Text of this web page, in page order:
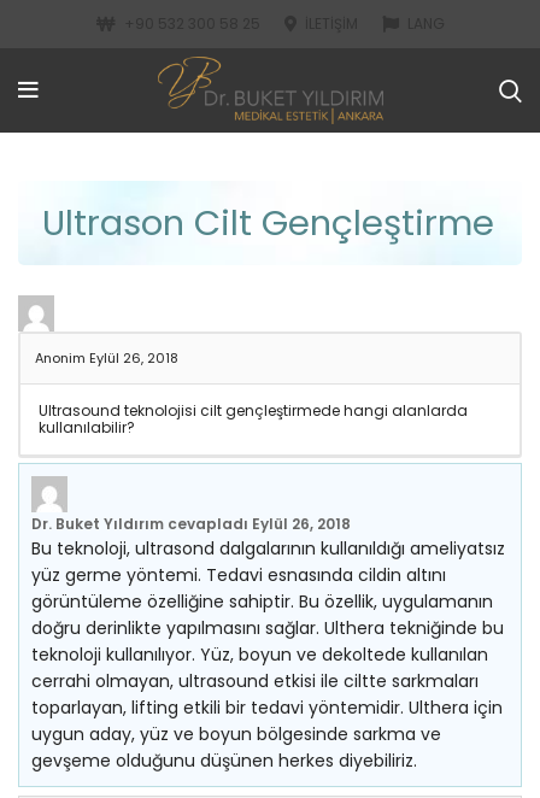
Ultrason Cilt Gençleştirme
Anonim Eylül 26, 2018
Ultrasound teknolojisi cilt gençleştirmede hangi alanlarda
kullanılabilir?
Dr. Buket Yıldırım cevapladı Eylül 26, 2018
Bu teknoloji, ultrasond dalgalarının kullanıldığı ameliyatsız
yüz germe yöntemi. Tedavi esnasında cildin altını
görüntüleme özelliğine sahiptir. Bu özellik, uygulamanın
doğru derinlikte yapılmasını sağlar. Ulthera tekniğinde bu
teknoloji kullanılıyor. Yüz, boyun ve dekoltede kullanılan
cerrahi olmayan, ultrasound etkisi ile ciltte sarkmaları
toparlayan, lifting etkili bir tedavi yöntemidir. Ulthera için
uygun aday, yüz ve boyun bölgesinde sarkma ve
gevşeme olduğunu düşünen herkes diyebiliriz.